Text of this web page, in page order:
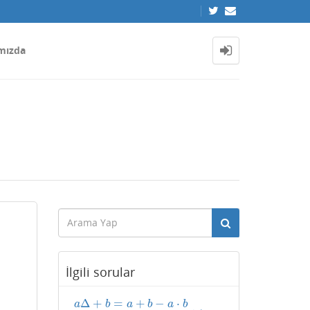
İlgili sorular
aΔ + b = a + b − a ⋅ b